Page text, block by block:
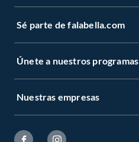
Sé parte de falabella.com
Únete a nuestros programas
Nuestras empresas